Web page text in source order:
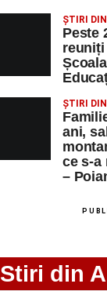
ȘTIRI
Peste
reuniți
ȘTIRI
ani,
ce s-a
–
Stiri din